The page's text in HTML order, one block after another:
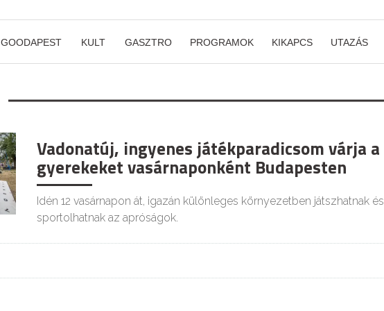
GOODAPEST KULT GASZTRO PROGRAMOK KIKAPCS UTAZÁS
Vadonatúj, ingyenes játékparadicsom várja a
gyerekeket vasárnaponként Budapesten
Idén 12 vasárnapon át, igazán különleges környezetben játszhatnak és
sportolhatnak az apróságok.